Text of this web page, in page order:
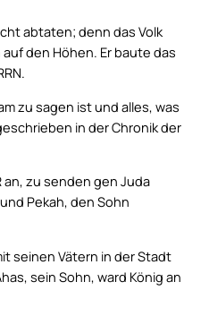
abtaten; denn das Volk
den Höhen. Er baute das
zu sagen ist und alles, was
in der Chronik der
an, zu senden gen Juda
Pekah, den Sohn
seinen Vätern in der Stadt
sein Sohn, ward König an